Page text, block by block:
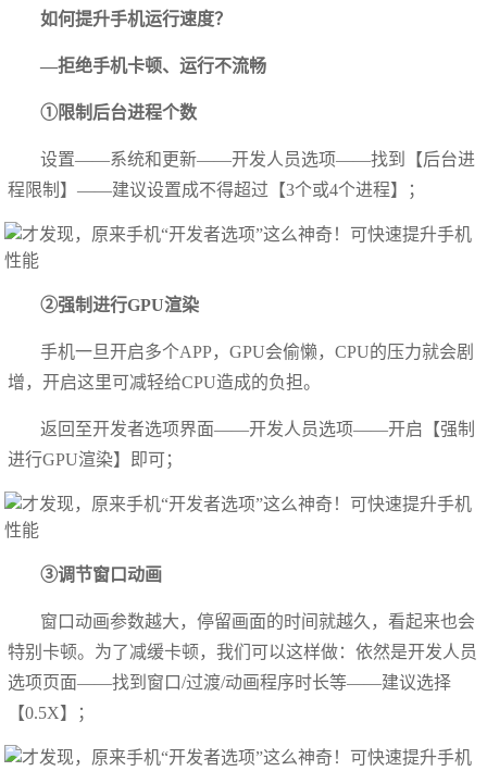
如何提升手机运行速度？
—拒绝手机卡顿、运行不流畅
①限制后台进程个数
设置——系统和更新——开发人员选项——找到【后台进
程限制】——建议设置成不得超过【3个或4个进程】；
②强制进行GPU渲染
手机一旦开启多个APP，GPU会偷懒，CPU的压力就会剧
增，开启这里可减轻给CPU造成的负担。
返回至开发者选项界面——开发人员选项——开启【强制
进行GPU渲染】即可；
③调节窗口动画
窗口动画参数越大，停留画面的时间就越久，看起来也会
特别卡顿。为了减缓卡顿，我们可以这样做：依然是开发人员
选项页面——找到窗口/过渡/动画程序时长等——建议选择
【0.5X】；